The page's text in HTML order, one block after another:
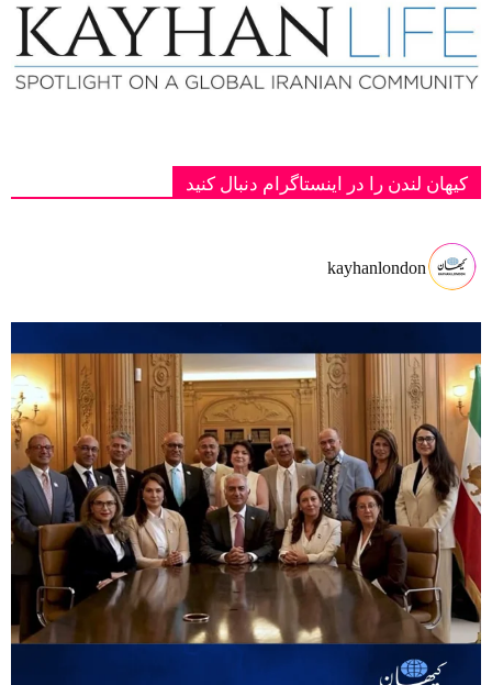
کیهان لندن را در اینستاگرام دنبال کنید
kayhanlondon